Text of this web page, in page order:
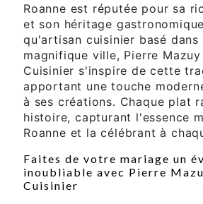
Roanne est réputée pour sa
et son héritage
qu'artisan cuisinier basé dans
magnifique ville, Pierre
Cuisinier s'inspire de cette
apportant une touche
à ses créations. Chaque plat
histoire, capturant l'essence
Roanne et la célébrant à
Faites de votre mariage un
inoubliable avec Pierre
Cuisinier